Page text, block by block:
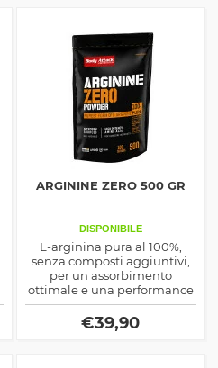
ARGININE ZERO 500 GR
DISPONIBILE
L-arginina pura al 100%,
senza composti aggiuntivi,
per un assorbimento
ottimale e una performance
migliorata. Con 5000 mg per
dose, supporta la sintesi
della creatina e la
€39,90